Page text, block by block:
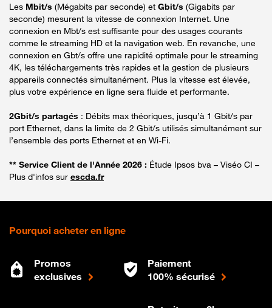
Les Mbit/s (Mégabits par seconde) et Gbit/s (Gigabits par
seconde) mesurent la vitesse de connexion Internet. Une
connexion en Mbt/s est suffisante pour des usages courants
comme le streaming HD et la navigation web. En revanche, une
connexion en Gbt/s offre une rapidité optimale pour le streaming
4K, les téléchargements très rapides et la gestion de plusieurs
appareils connectés simultanément. Plus la vitesse est élevée,
plus votre expérience en ligne sera fluide et performante.
2Gbit/s partagés : Débits max théoriques, jusqu’à 1 Gbit/s par
port Ethernet, dans la limite de 2 Gbit/s utilisés simultanément sur
l’ensemble des ports Ethernet et en Wi-Fi.
** Service Client de l'Année 2026 : Étude Ipsos bva – Viséo CI –
Plus d'infos sur escda.fr
Pourquoi acheter en ligne
Promos
exclusives
Paiement
100% sécurisé